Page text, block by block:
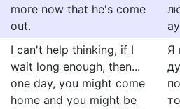
more now that he's come
out.
I can't help thinking, if I
wait long enough, then...
one day, you might come
home and you might be
Я